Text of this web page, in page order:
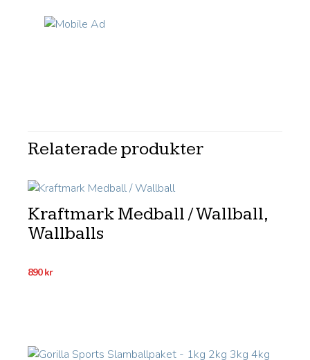
Relaterade produkter
Kraftmark Medball / Wallball,
Wallballs
890kr